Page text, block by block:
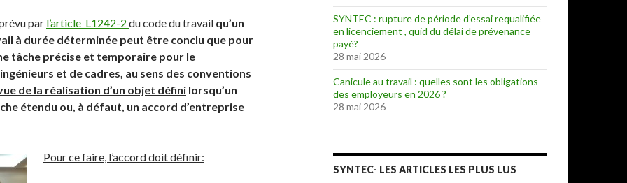
par l’article L1242-2 du code du travail qu’un
à durée déterminée peut être conclu que pour
tâche précise et temporaire pour le
et de cadres, au sens des conventions
de la réalisation d’un objet défini lorsqu’un
étendu ou, à défaut, un accord d’entreprise
Pour ce faire, l’accord doit définir:
SYNTEC : rupture de période d’essai requalifiée
en licenciement , quid du délai de prévenance
payé?
28 mai 2026
Canicule au travail : quelles sont les obligations
des employeurs en 2026 ?
28 mai 2026
SYNTEC- LES ARTICLES LES PLUS LUS